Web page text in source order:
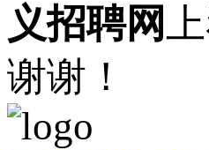
义招聘网
谢谢！